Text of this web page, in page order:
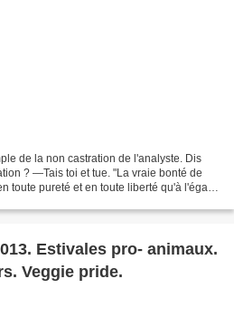
de la non castration de l'analyste. Dis
? —Tais toi et tue. "La vraie bonté de
toute pureté et en toute liberté qu'à l'égard
Estivales pro- animaux.
Veggie pride.